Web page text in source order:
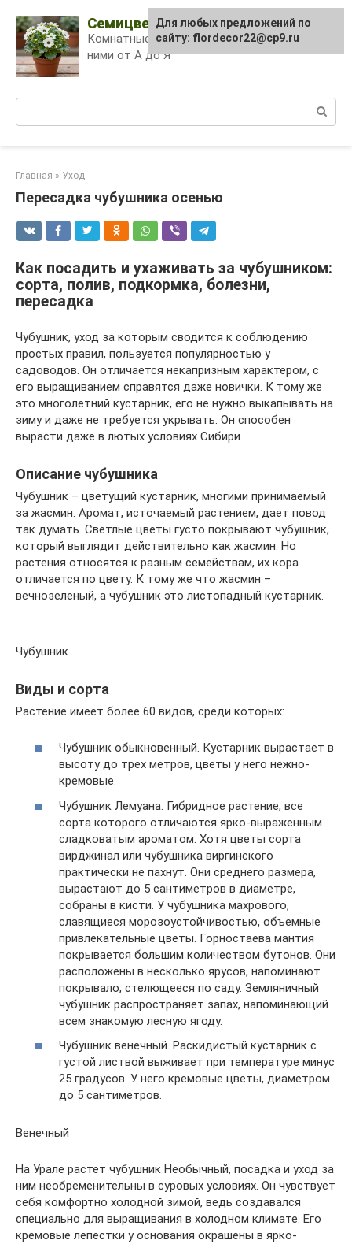
content
Семицветик
Комнатные растения и уход за
ними от А до Я
Главная » Уход
Пересадка чубушника осенью
Как посадить и ухаживать за чубушником:
сорта, полив, подкормка, болезни,
пересадка
Чубушник, уход за которым сводится к соблюдению
простых правил, пользуется популярностью у
садоводов. Он отличается некапризным характером, с
его выращиванием справятся даже новички. К тому же
это многолетний кустарник, его не нужно выкапывать на
зиму и даже не требуется укрывать. Он способен
вырасти даже в лютых условиях Сибири.
Описание чубушника
Чубушник – цветущий кустарник, многими принимаемый
за жасмин. Аромат, источаемый растением, дает повод
так думать. Светлые цветы густо покрывают чубушник,
который выглядит действительно как жасмин. Но
растения относятся к разным семействам, их кора
отличается по цвету. К тому же что жасмин –
вечнозеленый, а чубушник это листопадный кустарник.
Чубушник
Виды и сорта
Растение имеет более 60 видов, среди которых:
Чубушник обыкновенный. Кустарник вырастает в
высоту до трех метров, цветы у него нежно-
кремовые.
Чубушник Лемуана. Гибридное растение, все
сорта которого отличаются ярко-выраженным
сладковатым ароматом. Хотя цветы сорта
вирджинал или чубушника виргинского
практически не пахнут. Они среднего размера,
вырастают до 5 сантиметров в диаметре,
собраны в кисти. У чубушника махрового,
славящиеся морозоустойчивостью, объемные
привлекательные цветы. Горностаева мантия
покрывается большим количеством бутонов. Они
расположены в несколько ярусов, напоминают
покрывало, стелющееся по саду. Земляничный
чубушник распространяет запах, напоминающий
всем знакомую лесную ягоду.
Чубушник венечный. Раскидистый кустарник с
густой листвой выживает при температуре минус
25 градусов. У него кремовые цветы, диаметром
до 5 сантиметров.
Венечный
На Урале растет чубушник Необычный, посадка и уход за
ним необременительны в суровых условиях. Он чувствует
себя комфортно холодной зимой, ведь создавался
специально для выращивания в холодном климате. Его
кремовые лепестки у основания окрашены в ярко-
Для любых предложений по
сайту: flordecor22@cp9.ru